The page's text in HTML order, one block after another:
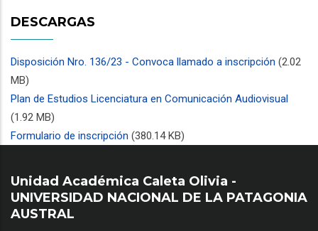
DESCARGAS
Disposición Nro. 136/23 - Convoca llamado a inscripción (2.02
MB)
Plan de Estudios Licenciatura en Comunicación Audiovisual
(1.92 MB)
Formulario de inscripción (380.14 KB)
Unidad Académica Caleta Olivia -
UNIVERSIDAD NACIONAL DE LA PATAGONIA
AUSTRAL